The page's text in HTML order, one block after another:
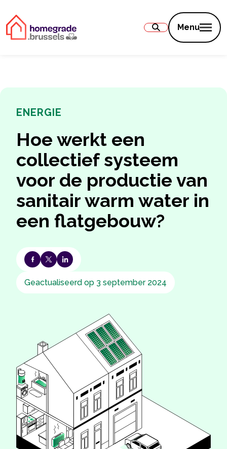
Menu
ENERGIE
Hoe werkt een
collectief systeem
voor de productie van
sanitair warm water in
een flatgebouw?
Geactualiseerd op 3 september 2024